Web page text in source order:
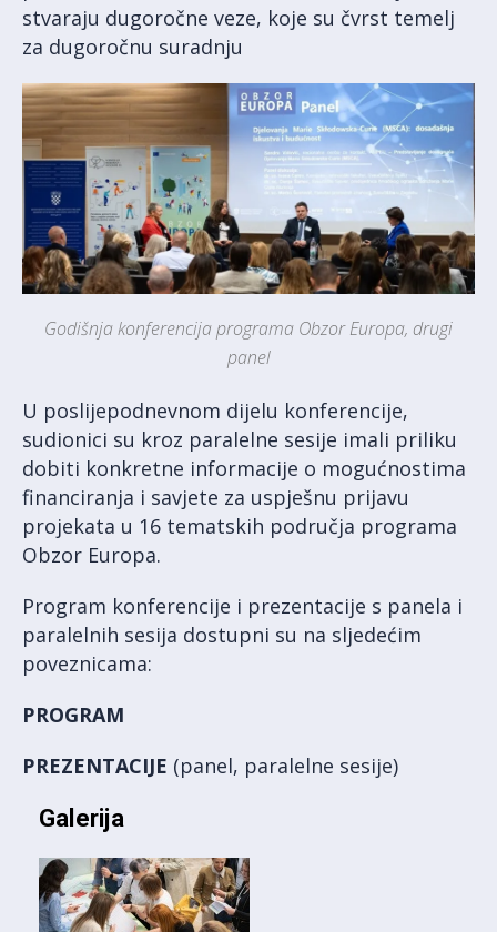
stvaraju dugoročne veze, koje su čvrst temelj
za dugoročnu suradnju
Godišnja konferencija programa Obzor Europa, drugi
panel
U poslijepodnevnom dijelu konferencije,
sudionici su kroz paralelne sesije imali priliku
dobiti konkretne informacije o mogućnostima
financiranja i savjete za uspješnu prijavu
projekata u 16 tematskih područja programa
Obzor Europa.
Program konferencije i prezentacije s panela i
paralelnih sesija dostupni su na sljedećim
poveznicama:
PROGRAM
PREZENTACIJE (panel, paralelne sesije)
Galerija